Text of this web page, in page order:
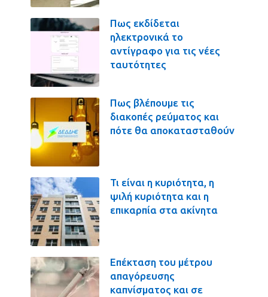
Πως εκδίδεται
ηλεκτρονικά το
αντίγραφο για τις νέες
ταυτότητες
Πως βλέπουμε τις
διακοπές ρεύματος και
πότε θα αποκατασταθούν
Τι είναι η κυριότητα, η
ψιλή κυριότητα και η
επικαρπία στα ακίνητα
Επέκταση του μέτρου
απαγόρευσης
καπνίσματος και σε